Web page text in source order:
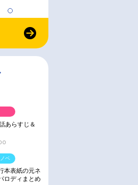
あらすじ＆
本表紙の元ネ
ロディまとめ
ベ